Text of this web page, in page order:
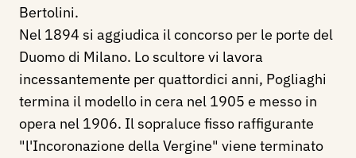
Bertolini.
Nel 1894 si aggiudica il concorso per le porte del
Duomo di Milano. Lo scultore vi lavora
incessantemente per quattordici anni, Pogliaghi
termina il modello in cera nel 1905 e messo in
opera nel 1906. Il sopraluce fisso raffigurante
"l'Incoronazione della Vergine" viene terminato